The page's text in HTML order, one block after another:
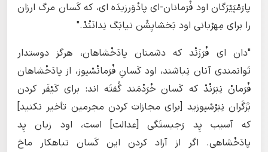
پارَمْپَیْرَگان اود فْرَمانان-ای پادْوَرزیدَه ‌ای، که کَسان مرگ ارزان
را برای مِهرْبانی اود بَخشایِشْن نیابَگ نِدانَنْدْ."
"دان ای فْرَزَنْد که دشمنان پادَخْشاهان، هرگز دوستدار
تَوانمندی آنان نِباشند، اود کَسانِ فْرَمانْسْپوز، از پادَخْشاهان
فْرَمانْ نِبَرَنْدْ که کَسان خْرَدْمَند گُفتَه‌ اند: برای کَیْفَر کردن
بَزَگَران نِبَرْسْپوزید [برای مجازات کردن مجرمین تأخیر نکنید]
که آسیب پِد رَجیستَگی [عدالت] است، اود زیان پِد
پادَخْشاهی. اگر از آزاد کردن این کَسان تباهکار ماخ